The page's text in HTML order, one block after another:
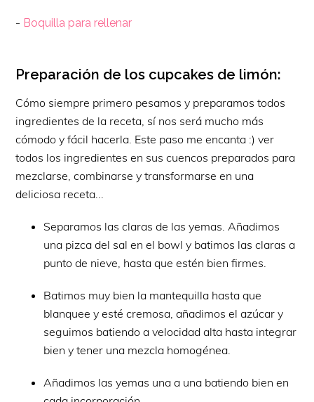
- Boquilla para rellenar
Preparación de los cupcakes de limón:
Cómo siempre primero pesamos y preparamos todos
ingredientes de la receta, sí nos será mucho más
cómodo y fácil hacerla. Este paso me encanta :) ver
todos los ingredientes en sus cuencos preparados para
mezclarse, combinarse y transformarse en una
deliciosa receta...
Separamos las claras de las yemas. Añadimos
una pizca del sal en el bowl y batimos las claras a
punto de nieve, hasta que estén bien firmes.
Batimos muy bien la mantequilla hasta que
blanquee y esté cremosa, añadimos el azúcar y
seguimos batiendo a velocidad alta hasta integrar
bien y tener una mezcla homogénea.
Añadimos las yemas una a una batiendo bien en